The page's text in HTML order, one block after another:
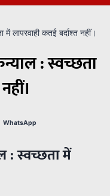
में लापरवाही कतई बर्दाश्त नहीं।
: स्वच्छता
WhatsApp
: स्वच्छता में